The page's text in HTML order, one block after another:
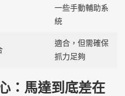
一些手動輔助系
統
適合，但需確保
抓力足夠
：馬達到底差在